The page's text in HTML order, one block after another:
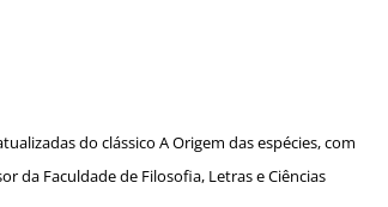
do clássico A Origem das espécies, com
da Faculdade de Filosofia, Letras e Ciências